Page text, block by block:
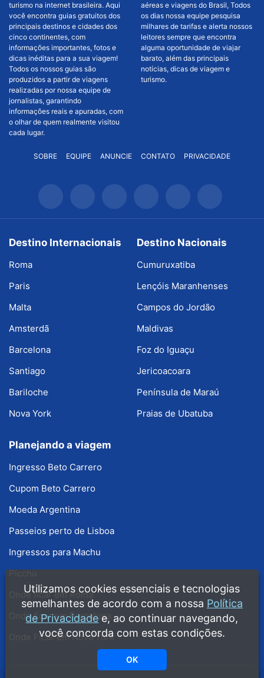
turismo na internet brasileira. Aqui
você encontra guias gratuitos dos
principais destinos e cidades dos
cinco continentes, com
informações importantes, fotos e
dicas inéditas para a sua viagem!
Todos os nossos guias são
produzidos a partir de viagens
realizadas por nossa equipe de
jornalistas, garantindo
informações reais e apuradas, com
o olhar de quem realmente visitou
cada lugar.
aéreas e viagens do Brasil, Todos
os dias nossa equipe pesquisa
milhares de tarifas e alerta nossos
leitores sempre que encontra
alguma oportunidade de viajar
barato, além das principais
notícias, dicas de viagem e
turismo.
SOBRE EQUIPE ANUNCIE CONTATO PRIVACIDADE
Destino Internacionais
Roma
Paris
Malta
Amsterdã
Barcelona
Santiago
Bariloche
Nova York
Destino Nacionais
Cumuruxatiba
Lençóis Maranhenses
Campos do Jordão
Maldivas
Foz do Iguaçu
Jericoacoara
Península de Maraú
Praias de Ubatuba
Planejando a viagem
Ingresso Beto Carrero
Cupom Beto Carrero
Moeda Argentina
Passeios perto de Lisboa
Ingressos para Machu
Onde ficar em Roma
Onde ficar em Barcelona
Onde Ficar em Nova York
Utilizamos cookies essenciais e tecnologias
semelhantes de acordo com a nossa Política
de Privacidade e, ao continuar navegando,
você concorda com estas condições.
OK